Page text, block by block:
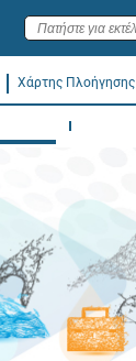
Χάρτης Πλοήγησης